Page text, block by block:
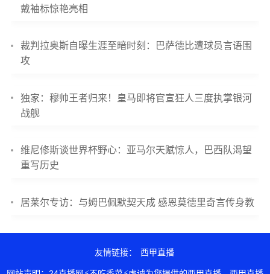
戴袖标惊艳亮相
裁判拉奥斯自曝生涯至暗时刻：巴萨德比遭球员言语围
攻
独家：穆帅王者归来！皇马即将官宣狂人三度执掌银河
战舰
维尼修斯谈世界杯野心：亚马尔天赋惊人，巴西队渴望
重写历史
居莱尔专访：与姆巴佩默契天成 感恩莫德里奇言传身教
友情链接： 西甲直播